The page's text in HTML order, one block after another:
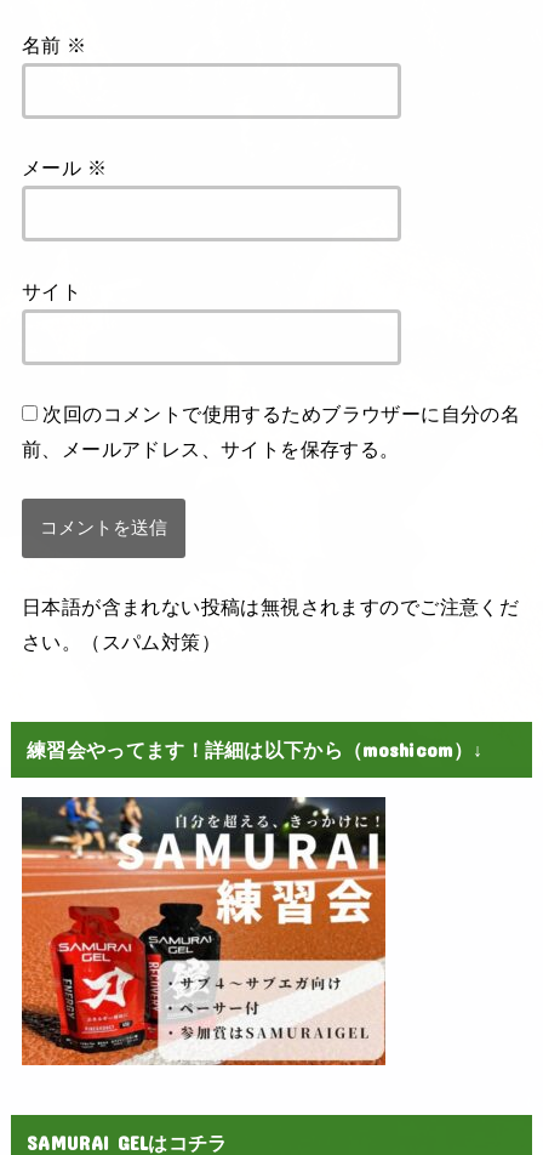
名前 ※
メール ※
サイト
次回のコメントで使用するためブラウザーに自分の名
前、メールアドレス、サイトを保存する。
日本語が含まれない投稿は無視されますのでご注意くだ
さい。（スパム対策）
練習会やってます！詳細は以下から（moshicom）↓
SAMURAI GELはコチラ